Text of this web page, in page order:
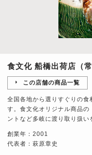
食文化 船橋出荷店（常
この店舗の商品一覧
全国各地から選りすぐりの食
す。食文化オリジナル商品の
ントなど多岐に渡り取り扱い
創業年：2001
代表者：萩原章史